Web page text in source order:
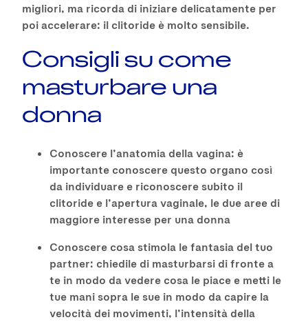
migliori, ma ricorda di iniziare delicatamente per
poi accelerare: il clitoride è molto sensibile.
Consigli su come
masturbare una
donna
Conoscere l’anatomia della vagina: è
importante conoscere questo organo così
da individuare e riconoscere subito il
clitoride e l’apertura vaginale, le due aree di
maggiore interesse per una donna
Conoscere cosa stimola le fantasia del tuo
partner: chiedile di masturbarsi di fronte a
te in modo da vedere cosa le piace e metti le
tue mani sopra le sue in modo da capire la
velocità dei movimenti, l’intensità della